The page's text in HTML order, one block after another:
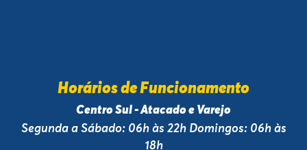
Horários de Funcionamento
Centro Sul - Atacado e Varejo
Segunda a Sábado: 06h às 22h Domingos: 06h às
18h